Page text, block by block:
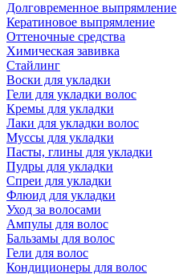
Долговременное выпрямление
Кератиновое выпрямление
Оттеночные средства
Химическая завивка
Стайлинг
Воски для укладки
Гели для укладки волос
Кремы для укладки
Лаки для укладки волос
Муссы для укладки
Пасты, глины для укладки
Пудры для укладки
Спреи для укладки
Флюид для укладки
Уход за волосами
Ампулы для волос
Бальзамы для волос
Гели для волос
Кондиционеры для волос